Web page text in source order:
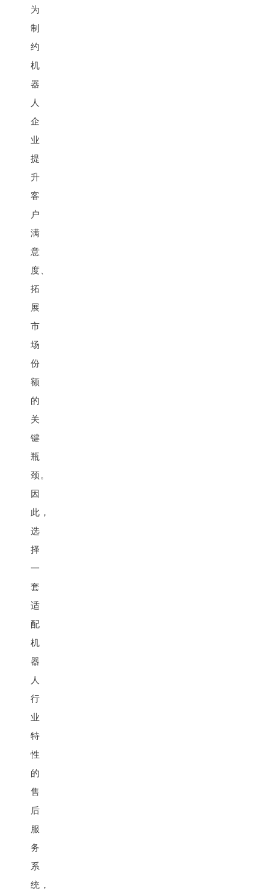
为
制
约
机
器
人
企
业
提
升
客
户
满
意
度、
拓
展
市
场
份
额
的
关
键
瓶
颈。
因
此，
选
择
一
套
适
配
机
器
人
行
业
特
性
的
售
后
服
务
系
统，